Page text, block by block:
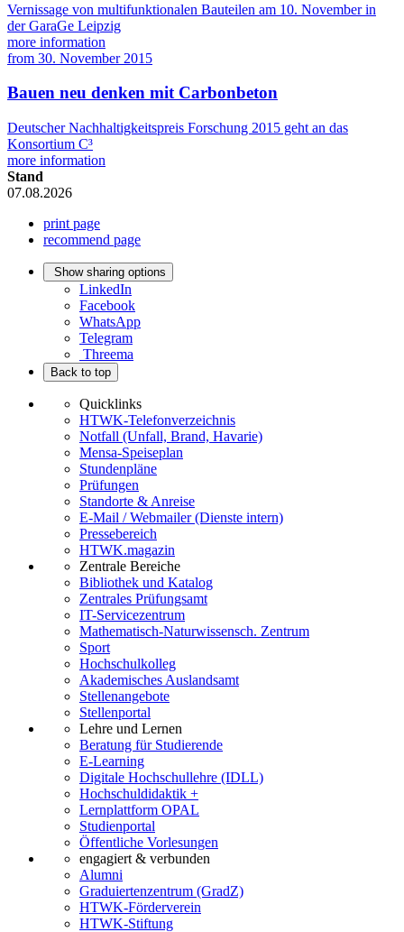
Vernissage von multifunktionalen Bauteilen am 10. November in
der GaraGe Leipzig
more information
from 30. November 2015
Bauen neu denken mit Carbonbeton
Deutscher Nachhaltigkeitspreis Forschung 2015 geht an das
Konsortium C³
more information
Stand
07.08.2026
print page
recommend page
Show sharing options
LinkedIn
Facebook
WhatsApp
Telegram
Threema
Back to top
Quicklinks
HTWK-Telefonverzeichnis
Notfall (Unfall, Brand, Havarie)
Mensa-Speiseplan
Stundenpläne
Prüfungen
Standorte & Anreise
E-Mail / Webmailer (Dienste intern)
Pressebereich
HTWK.magazin
Zentrale Bereiche
Bibliothek und Katalog
Zentrales Prüfungsamt
IT-Servicezentrum
Mathematisch-Naturwissensch. Zentrum
Sport
Hochschulkolleg
Akademisches Auslandsamt
Stellenangebote
Stellenportal
Lehre und Lernen
Beratung für Studierende
E-Learning
Digitale Hochschullehre (IDLL)
Hochschuldidaktik +
Lernplattform OPAL
Studienportal
Öffentliche Vorlesungen
engagiert & verbunden
Alumni
Graduiertenzentrum (GradZ)
HTWK-Förderverein
HTWK-Stiftung